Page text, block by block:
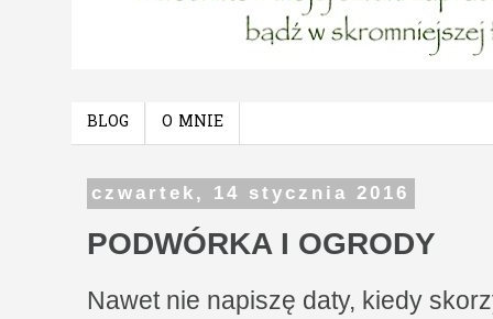
BLOG O MNIE
czwartek, 14 stycznia 2016
PODWÓRKA I OGRODY
Nawet nie napiszę daty, kiedy